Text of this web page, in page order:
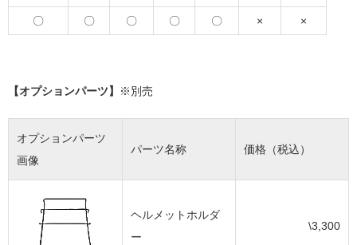
〇 〇 〇 〇 〇 × ×
【オプションパーツ】 ※別売
オプションパーツ
画像
パーツ名称 価格（税込）
ヘルメットホルダ
ー
\3,300